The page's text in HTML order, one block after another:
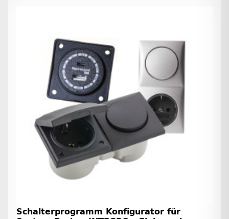
Schalterprogramm Konfigurator für